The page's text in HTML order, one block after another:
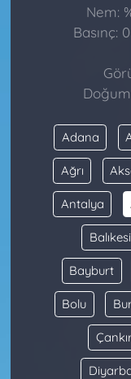
Nem:
Basınç:
Adana
Ağrı
Antalya
Bayburt
Bolu